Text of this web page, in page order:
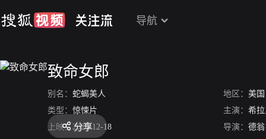
导航
致命女郎
别名： 蛇蝎美人 地区： 美国
类型： 惊悚片 主演： 希拉
上映： 2020-12-18 导演： 德翁
分享